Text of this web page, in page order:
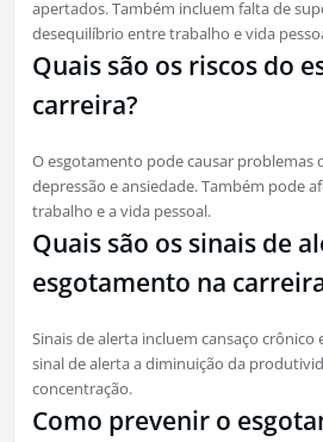
apertados. Também incluem falta de
desequilíbrio entre trabalho e vida
Quais são os riscos do
carreira?
O esgotamento pode causar problemas
depressão e ansiedade. Também pode
trabalho e a vida pessoal.
Quais são os sinais de
esgotamento na
Sinais de alerta incluem cansaço
sinal de alerta a diminuição da
concentração.
Como prevenir o